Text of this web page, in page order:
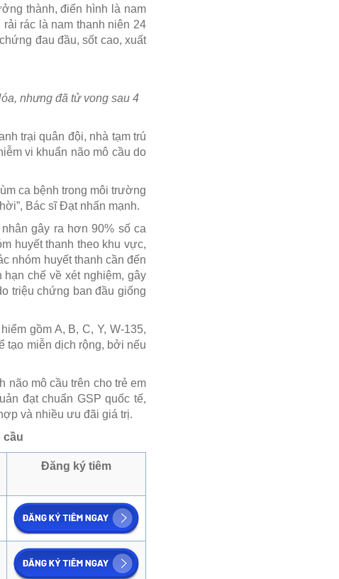
thành, điển hình là nam
rác là nam thanh niên 24
đau đầu, sốt cao, xuất
nhưng đã tử vong sau 4
trại quân đội, nhà tạm trú
vi khuẩn não mô cầu do
ca bệnh trong môi trường
Bác sĩ Đạt nhấn mạnh.
gây ra hơn 90% số ca
huyết thanh theo khu vực,
nhóm huyết thanh cần đến
chế về xét nghiệm, gây
triệu chứng ban đầu giống
gồm A, B, C, Y, W-135,
tạo miễn dịch rộng, bởi nếu
não mô cầu trên cho trẻ em
đạt chuẩn GSP quốc tế,
và nhiều ưu đãi giá trị.
cầu
Đăng ký tiêm